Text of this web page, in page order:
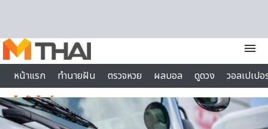
menu
หน้าแรก
ทำนายฝัน ตรวจหวย ผลบอล ดูดวง
วอลเปเป
ไลฟ์สไตล์